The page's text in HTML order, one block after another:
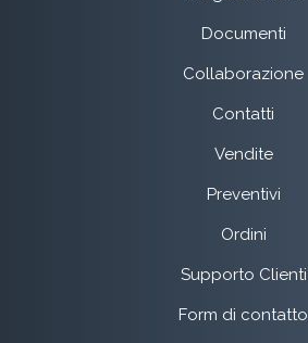
Documenti
Collaborazione
Contatti
Vendite
Preventivi
Ordini
Supporto Clienti
Form di contatto